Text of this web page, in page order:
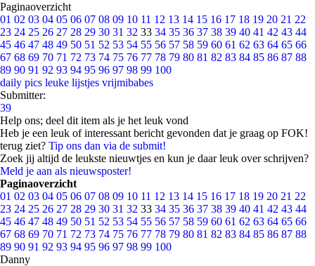
Paginaoverzicht
01 02 03 04 05 06 07 08 09 10 11 12 13 14 15 16 17 18 19 20 21 22
23 24 25 26 27 28 29 30 31 32 33 34 35 36 37 38 39 40 41 42 43 44
45 46 47 48 49 50 51 52 53 54 55 56 57 58 59 60 61 62 63 64 65 66
67 68 69 70 71 72 73 74 75 76 77 78 79 80 81 82 83 84 85 86 87 88
89 90 91 92 93 94 95 96 97 98 99 100
daily pics leuke lijstjes vrijmibabes
Submitter:
39
Help ons; deel dit item als je het leuk vond
Heb je een leuk of interessant bericht gevonden dat je graag op FOK!
terug ziet? Tip ons dan via de submit!
Zoek jij altijd de leukste nieuwtjes en kun je daar leuk over schrijven?
Meld je aan als nieuwsposter!
Paginaoverzicht
01 02 03 04 05 06 07 08 09 10 11 12 13 14 15 16 17 18 19 20 21 22
23 24 25 26 27 28 29 30 31 32 33 34 35 36 37 38 39 40 41 42 43 44
45 46 47 48 49 50 51 52 53 54 55 56 57 58 59 60 61 62 63 64 65 66
67 68 69 70 71 72 73 74 75 76 77 78 79 80 81 82 83 84 85 86 87 88
89 90 91 92 93 94 95 96 97 98 99 100
Danny